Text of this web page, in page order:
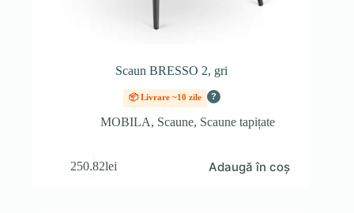
Scaun BRESSO 2, gri
📦 Livrare ~10 zile ?
MOBILA, Scaune, Scaune tapițate
250.82lei Adaugă în coș